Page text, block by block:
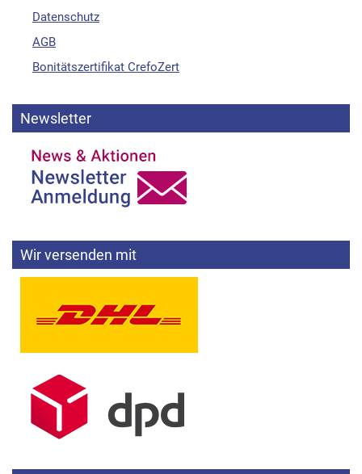
Datenschutz
AGB
Bonitätszertifikat CrefoZert
Newsletter
Wir versenden mit